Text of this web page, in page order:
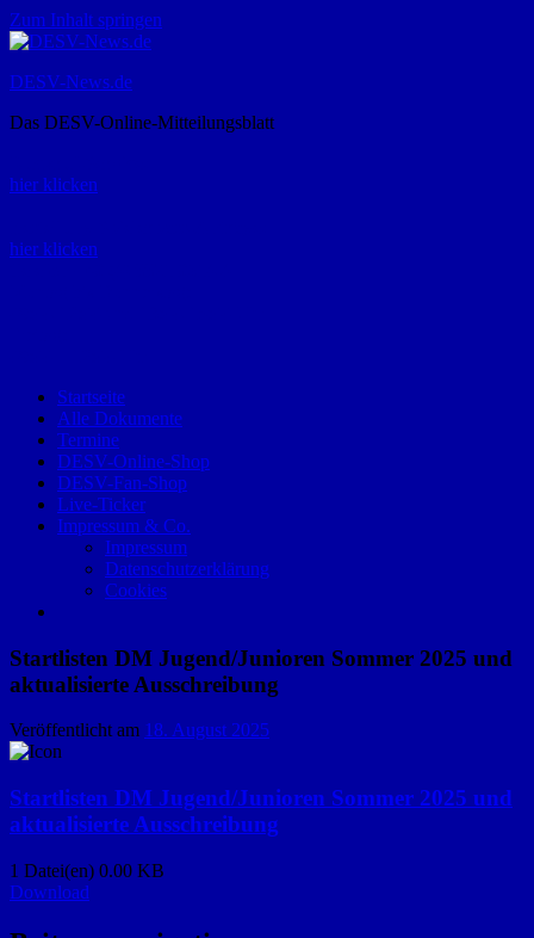
Zum Inhalt springen
DESV-News.de
Das DESV-Online-Mitteilungsblatt
hier klicken
hier klicken
Startseite
Alle Dokumente
Termine
DESV-Online-Shop
DESV-Fan-Shop
Live-Ticker
Impressum & Co.
Impressum
Datenschutzerklärung
Cookies
Startlisten DM Jugend/Junioren Sommer 2025 und
aktualisierte Ausschreibung
Veröffentlicht am 18. August 2025
Startlisten DM Jugend/Junioren Sommer 2025 und
aktualisierte Ausschreibung
1 Datei(en) 0.00 KB
Download